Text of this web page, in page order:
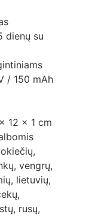
dienų su
/ 150 mAh
12 x 1 cm
vengrų,
lietuvių,
rusų,